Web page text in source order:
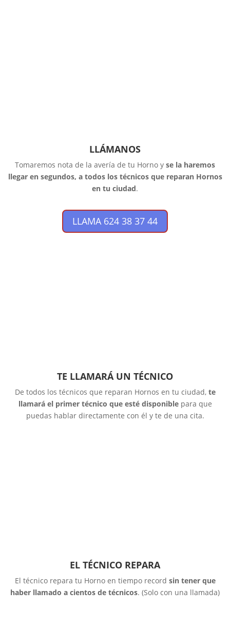
LLÁMANOS
Tomaremos nota de la avería de tu Horno y se la haremos
llegar en segundos, a todos los técnicos que reparan Hornos
en tu ciudad.
LLAMA 624 38 37 44
TE LLAMARÁ UN TÉCNICO
De todos los técnicos que reparan Hornos en tu ciudad, te
llamará el primer técnico que esté disponiblepara que
puedas hablar directamente con él y te de una cita.
EL TÉCNICO REPARA
El técnico repara tu Horno en tiempo record sin tener que
haber llamado a cientos de técnicos. (Solo con una llamada)